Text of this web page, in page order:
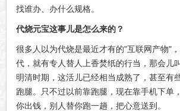
找谁办、办什么规格。
代烧元宝这事儿是怎么来的？
很多人以为代烧是最近才有的"互联网产物"
代，就有专人替人上香焚纸的行当，那会儿
明清时期，这活儿已经相当成熟了，甚至有
跑腿。只不过以前靠跑腿，现在靠手机下
你出钱，别人替你跑一趟，把心意送到。